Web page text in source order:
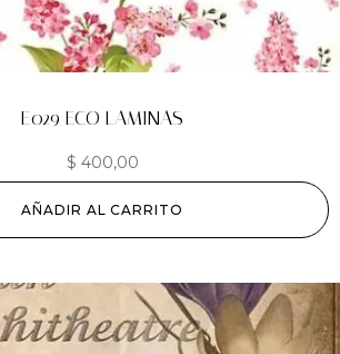
E029 ECO LAMINAS
$ 400,00
AÑADIR AL CARRITO